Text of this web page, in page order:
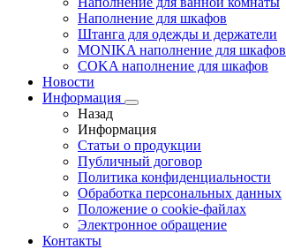
Наполнение для шкафов
Штанга для одежды и держатели
MONIKA наполнение для шкафов
COKA наполнение для шкафов
Новости
Информация
Назад
Информация
Статьи о продукции
Публичный договор
Политика конфиденциальности
Обработка персональных данных
Положение о cookie-файлах
Электронное обращение
Контакты